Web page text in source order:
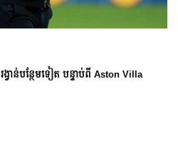
បីឈ្នះពាន Premier League